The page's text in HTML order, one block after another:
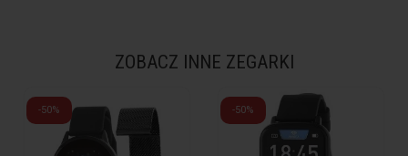
ZOBACZ INNE ZEGARKI
-50% -50%